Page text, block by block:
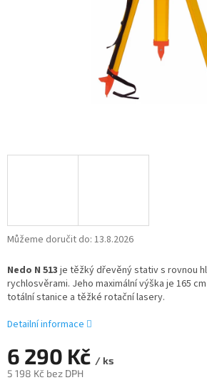
6 290 Kč / ks
5 198 Kč bez DPH
Můžeme doručit do: 13.8.2026
Nedo N 513 je těžký dřevěný stativ s rovnou
rychlosvěrami. Jeho maximální výška je 165
totální stanice a těžké rotační lasery.
Detailní informace